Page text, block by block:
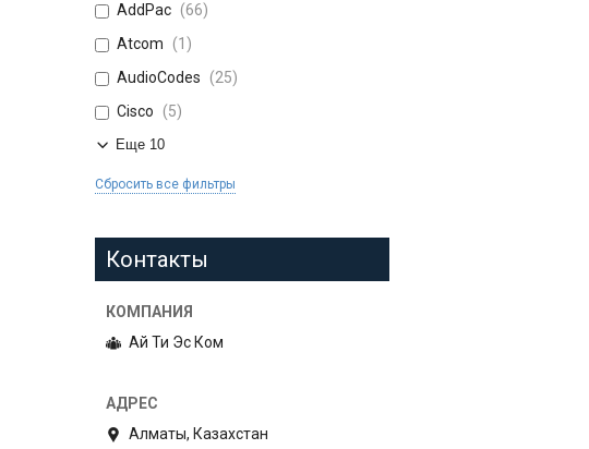
AddPac
66
Atcom
1
AudioCodes
25
Cisco
5
Еще 10
Сбросить все фильтры
Контакты
Ай Ти Эс Ком
Алматы, Казахстан